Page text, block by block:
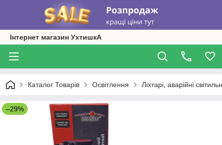
Інтернет магазин УхтишкА
Каталог Товарів Освітлення Ліхтарі, аварійні
–29%